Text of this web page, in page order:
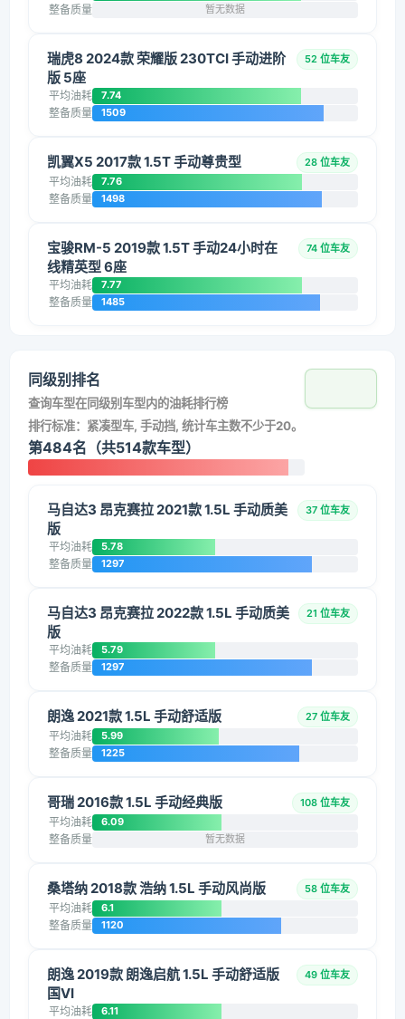
整备质量 暂无数据
瑞虎8 2024款 荣耀版 230TCI 手动进阶
版 5座
52 位车友
平均油耗 7.74
整备质量 1509
凯翼X5 2017款 1.5T 手动尊贵型 28 位车友
平均油耗 7.76
整备质量 1498
宝骏RM-5 2019款 1.5T 手动24小时在
线精英型 6座
74 位车友
平均油耗 7.77
整备质量 1485
同级别排名
查询车型在同级别车型内的油耗排行榜
排行标准：紧凑型车, 手动挡, 统计车主数不少于20。
第484名（共514款车型）
马自达3 昂克赛拉 2021款 1.5L 手动质美
版
37 位车友
平均油耗 5.78
整备质量 1297
马自达3 昂克赛拉 2022款 1.5L 手动质美
版
21 位车友
平均油耗 5.79
整备质量 1297
朗逸 2021款 1.5L 手动舒适版 27 位车友
平均油耗 5.99
整备质量 1225
哥瑞 2016款 1.5L 手动经典版 108 位车友
平均油耗 6.09
整备质量 暂无数据
桑塔纳 2018款 浩纳 1.5L 手动风尚版 58 位车友
平均油耗 6.1
整备质量 1120
朗逸 2019款 朗逸启航 1.5L 手动舒适版
国VI
49 位车友
平均油耗 6.11